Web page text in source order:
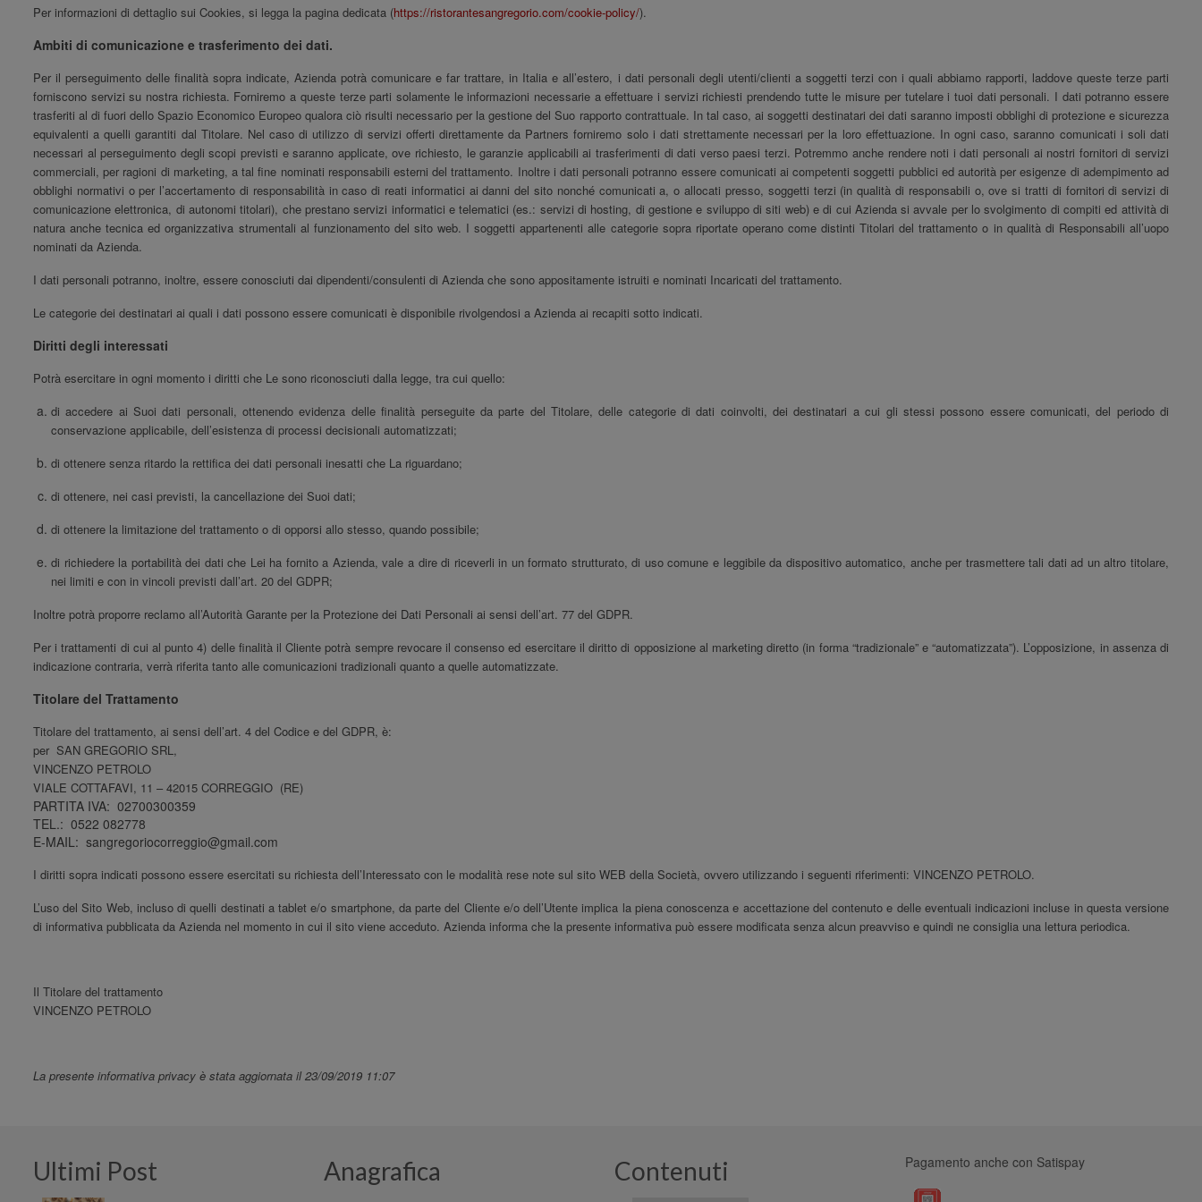
Per informazioni di dettaglio sui Cookies, si legga la pagina dedicata (https://ristorantesangregorio.com/cookie-policy/).
Ambiti di comunicazione e trasferimento dei dati.
Per il perseguimento delle finalità sopra indicate, Azienda potrà comunicare e far trattare, in Italia e all’estero, i dati personali degli utenti/clienti a soggetti terzi con i quali abbiamo rapporti, laddove queste terze parti
forniscono servizi su nostra richiesta. Forniremo a queste terze parti solamente le informazioni necessarie a effettuare i servizi richiesti prendendo tutte le misure per tutelare i tuoi dati personali. I dati potranno essere
trasferiti al di fuori dello Spazio Economico Europeo qualora ciò risulti necessario per la gestione del Suo rapporto contrattuale. In tal caso, ai soggetti destinatari dei dati saranno imposti obblighi di protezione e sicurezza
equivalenti a quelli garantiti dal Titolare. Nel caso di utilizzo di servizi offerti direttamente da Partners forniremo solo i dati strettamente necessari per la loro effettuazione. In ogni caso, saranno comunicati i soli dati
necessari al perseguimento degli scopi previsti e saranno applicate, ove richiesto, le garanzie applicabili ai trasferimenti di dati verso paesi terzi. Potremmo anche rendere noti i dati personali ai nostri fornitori di servizi
commerciali, per ragioni di marketing, a tal fine nominati responsabili esterni del trattamento. Inoltre i dati personali potranno essere comunicati ai competenti soggetti pubblici ed autorità per esigenze di adempimento ad
obblighi normativi o per l’accertamento di responsabilità in caso di reati informatici ai danni del sito nonché comunicati a, o allocati presso, soggetti terzi (in qualità di responsabili o, ove si tratti di fornitori di servizi di
comunicazione elettronica, di autonomi titolari), che prestano servizi informatici e telematici (es.: servizi di hosting, di gestione e sviluppo di siti web) e di cui Azienda si avvale per lo svolgimento di compiti ed attività di
natura anche tecnica ed organizzativa strumentali al funzionamento del sito web. I soggetti appartenenti alle categorie sopra riportate operano come distinti Titolari del trattamento o in qualità di Responsabili all’uopo
nominati da Azienda.
I dati personali potranno, inoltre, essere conosciuti dai dipendenti/consulenti di Azienda che sono appositamente istruiti e nominati Incaricati del trattamento.
Le categorie dei destinatari ai quali i dati possono essere comunicati è disponibile rivolgendosi a Azienda ai recapiti sotto indicati.
Diritti degli interessati
Potrà esercitare in ogni momento i diritti che Le sono riconosciuti dalla legge, tra cui quello:
di accedere ai Suoi dati personali, ottenendo evidenza delle finalità perseguite da parte del Titolare, delle categorie di dati coinvolti, dei destinatari a cui gli stessi possono essere comunicati, del periodo di
conservazione applicabile, dell’esistenza di processi decisionali automatizzati;
di ottenere senza ritardo la rettifica dei dati personali inesatti che La riguardano;
di ottenere, nei casi previsti, la cancellazione dei Suoi dati;
di ottenere la limitazione del trattamento o di opporsi allo stesso, quando possibile;
di richiedere la portabilità dei dati che Lei ha fornito a Azienda, vale a dire di riceverli in un formato strutturato, di uso comune e leggibile da dispositivo automatico, anche per trasmettere tali dati ad un altro titolare,
nei limiti e con in vincoli previsti dall’art. 20 del GDPR;
Inoltre potrà proporre reclamo all’Autorità Garante per la Protezione dei Dati Personali ai sensi dell’art. 77 del GDPR.
Per i trattamenti di cui al punto 4) delle finalità il Cliente potrà sempre revocare il consenso ed esercitare il diritto di opposizione al marketing diretto (in forma “tradizionale” e “automatizzata”). L’opposizione, in assenza di
indicazione contraria, verrà riferita tanto alle comunicazioni tradizionali quanto a quelle automatizzate.
Titolare del Trattamento
Titolare del trattamento, ai sensi dell’art. 4 del Codice e del GDPR, è:
per SAN GREGORIO SRL,
VINCENZO PETROLO
VIALE COTTAFAVI, 11 – 42015 CORREGGIO (RE)
PARTITA IVA: 02700300359
TEL.: 0522 082778
E-MAIL: sangregoriocorreggio@gmail.com
I diritti sopra indicati possono essere esercitati su richiesta dell’Interessato con le modalità rese note sul sito WEB della Società, ovvero utilizzando i seguenti riferimenti: VINCENZO PETROLO.
L’uso del Sito Web, incluso di quelli destinati a tablet e/o smartphone, da parte del Cliente e/o dell’Utente implica la piena conoscenza e accettazione del contenuto e delle eventuali indicazioni incluse in questa versione
di informativa pubblicata da Azienda nel momento in cui il sito viene acceduto. Azienda informa che la presente informativa può essere modificata senza alcun preavviso e quindi ne consiglia una lettura periodica.
Il Titolare del trattamento
VINCENZO PETROLO
La presente informativa privacy è stata aggiornata il 23/09/2019 11:07
Ultimi Post Anagrafica Contenuti Pagamento anche con Satispay